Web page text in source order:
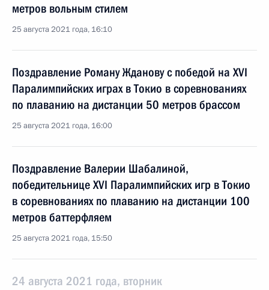
метров вольным стилем
25 августа 2021 года, 16:10
Поздравление Роману Жданову с победой на XVI
Паралимпийских играх в Токио в соревнованиях
по плаванию на дистанции 50 метров брассом
25 августа 2021 года, 16:00
Поздравление Валерии Шабалиной,
победительнице XVI Паралимпийских игр в Токио
в соревнованиях по плаванию на дистанции 100
метров баттерфляем
25 августа 2021 года, 15:50
24 августа 2021 года, вторник